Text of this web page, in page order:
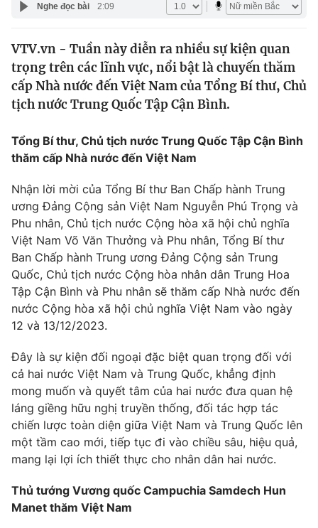
Thế giới
Tin tức
Thế giới đó đây
Câu chuyện quốc tế
Kinh tế
Tài chính
Góc doanh nghiệp
Dữ liệu và đời sống
Truyền hình
Phim VTV
Hậu trường
Nhân vật
Khán giả
Giải trí
Điện ảnh
Âm nhạc
Sao
Đời sống
Du lịch
Chất lượng cuộc sống
Giáo dục
Tuyển sinh
Học trực tuyến
Công nghệ
Hitech Công nghệ tương lai
Sản phẩm
Thị trường
Giao lưu trực tuyến
Lịch phát sóng
Chuyên mục khác
Giáo dục
Nghe đọc bài 2:09
VTV.vn - Tuần này diễn ra nhiều sự kiện quan
trọng trên các lĩnh vực, nổi bật là chuyến thăm
cấp Nhà nước đến Việt Nam của Tổng Bí thư, Chủ
tịch nước Trung Quốc Tập Cận Bình.
Tổng Bí thư, Chủ tịch nước Trung Quốc Tập Cận Bình
thăm cấp Nhà nước đến Việt Nam
Nhận lời mời của Tổng Bí thư Ban Chấp hành Trung
ương Đảng Cộng sản Việt Nam Nguyễn Phú Trọng và
Phu nhân, Chủ tịch nước Cộng hòa xã hội chủ nghĩa
Việt Nam Võ Văn Thưởng và Phu nhân, Tổng Bí thư
Ban Chấp hành Trung ương Đảng Cộng sản Trung
Quốc, Chủ tịch nước Cộng hòa nhân dân Trung Hoa
Tập Cận Bình và Phu nhân sẽ thăm cấp Nhà nước đến
nước Cộng hòa xã hội chủ nghĩa Việt Nam vào ngày
12 và 13/12/2023.
Đây là sự kiện đối ngoại đặc biệt quan trọng đối với
cả hai nước Việt Nam và Trung Quốc, khẳng định
mong muốn và quyết tâm của hai nước đưa quan hệ
láng giềng hữu nghị truyền thống, đối tác hợp tác
chiến lược toàn diện giữa Việt Nam và Trung Quốc lên
một tầm cao mới, tiếp tục đi vào chiều sâu, hiệu quả,
mang lại lợi ích thiết thực cho nhân dân hai nước.
Thủ tướng Vương quốc Campuchia Samdech Hun
Manet thăm Việt Nam